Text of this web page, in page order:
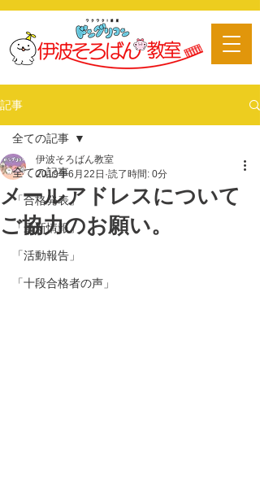
記事
全ての記事
「合格発表」
「最新情報」
「活動報告」
「十段合格者の声」
全ての記事
メールアドレスについて
ご協力のお願い。
伊波そろばん教室
2019年6月22日 読了時間: 0分